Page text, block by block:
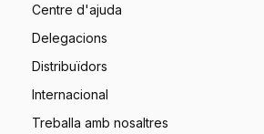
Centre d'ajuda
Delegacions
Distribuïdors
Internacional
Treballa amb nosaltres